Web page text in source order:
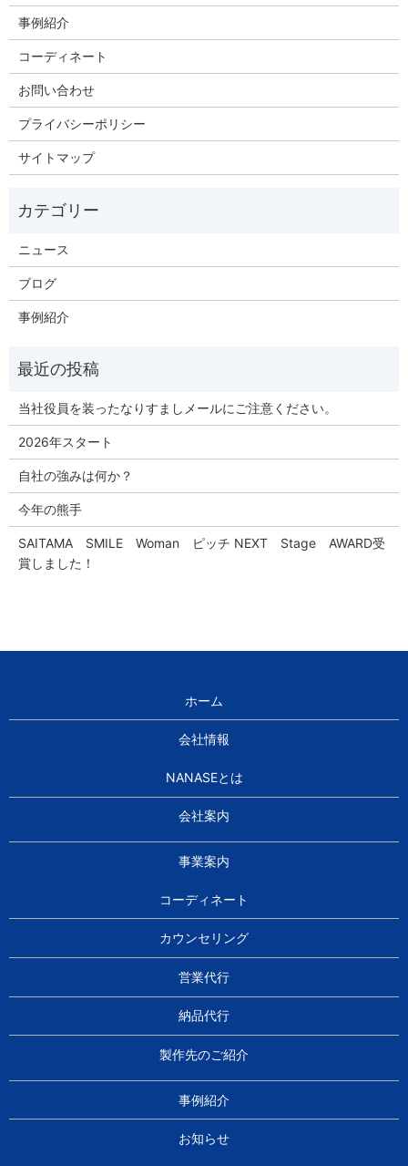
事例紹介
コーディネート
お問い合わせ
プライバシーポリシー
サイトマップ
ニュース
ブログ
事例紹介
当社役員を装ったなりすましメールにご注意ください。
2026年スタート
自社の強みは何か？
今年の熊手
SAITAMA SMILE Woman ピッチ NEXT Stage AWARD受
賞しました！
ホーム
会社情報
NANASEとは
会社案内
事業案内
コーディネート
カウンセリング
営業代行
納品代行
製作先のご紹介
事例紹介
お知らせ